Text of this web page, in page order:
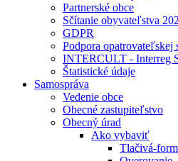
Partnerské obce
Sčítanie obyvateľstva
GDPR
Podpora opatrovateľskej
INTERCULT - Interreg
Štatistické údaje
Samospráva
Vedenie obce
Obecné zastupiteľstvo
Obecný úrad
Ako vybaviť
Tlačivá-